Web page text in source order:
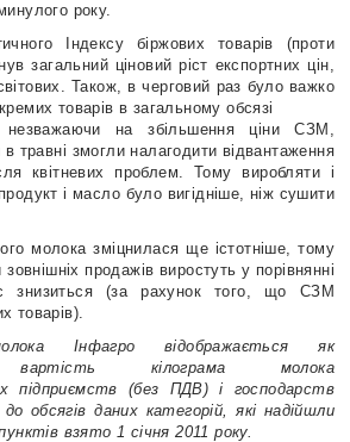
року.
Індексу біржових товарів (проти
загальний ціновий ріст експортних цін,
Також, в черговий раз було важко
товарів в загальному обсязі
незважаючи на збільшення ціни СЗМ,
в травні змогли налагодити відвантаження
квітневих проблем. Тому виробляти і
і масло було вигідніше, ніж сушити
молока зміцнилася ще істотніше, тому
продажів виростуть у порівнянні
знизиться (за рахунок того, що СЗМ
товарів).
Інфагро відображається як
вартість кілограма молока
підприємств (без ПДВ) і господарств
до обсягів даних категорій, які надійшли
взято 1 січня 2011 року.